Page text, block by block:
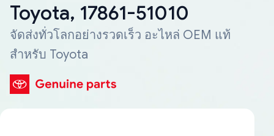
Toyota, 17861-51010
จัดส่งทั่วโลกอย่างรวดเร็ว อะไหล่ OEM แท้
สำหรับ Toyota